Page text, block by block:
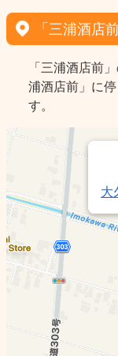
「三浦酒店
「三浦酒店前
浦酒店前」に
す。
大